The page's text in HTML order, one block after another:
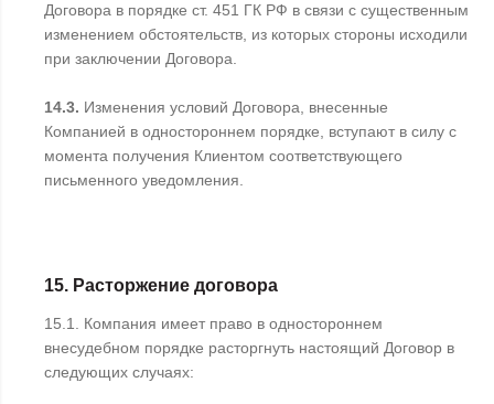
Договора в порядке ст. 451 ГК РФ в связи с существенным
изменением обстоятельств, из которых стороны исходили
при заключении Договора.
14.3. Изменения условий Договора, внесенные
Компанией в одностороннем порядке, вступают в силу с
момента получения Клиентом соответствующего
письменного уведомления.
15. Расторжение договора
15.1. Компания имеет право в одностороннем
внесудебном порядке расторгнуть настоящий Договор в
следующих случаях: